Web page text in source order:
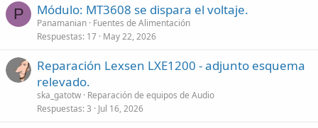
P Módulo: MT3608 se dispara el voltaje.
Panamanian Fuentes de Alimentación
Respuestas 17 May 22, 2026
Reparación Lexsen LXE1200 - adjunto esquema
relevado.
ska_gatotw Reparación de equipos de Audio
Respuestas 3 Jul 16, 2026